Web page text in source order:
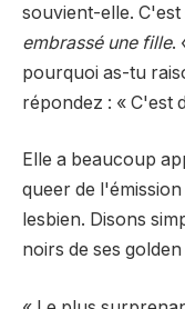
souvient-elle.
embrassé une fille.
pourquoi as-tu
répondez : « C'est
Elle a beaucoup
queer de
lesbien. Disons
noirs de ses